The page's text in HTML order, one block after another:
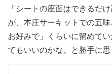
「シートの座面はできるだ
が、本庄サーキットでの五
お好みで」くらいに留めて
てもいいのかな、と勝手に思